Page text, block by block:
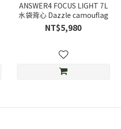
ANSWER4 FOCUS LIGHT 7L
水袋背心 Dazzle camouflag
NT$5,980